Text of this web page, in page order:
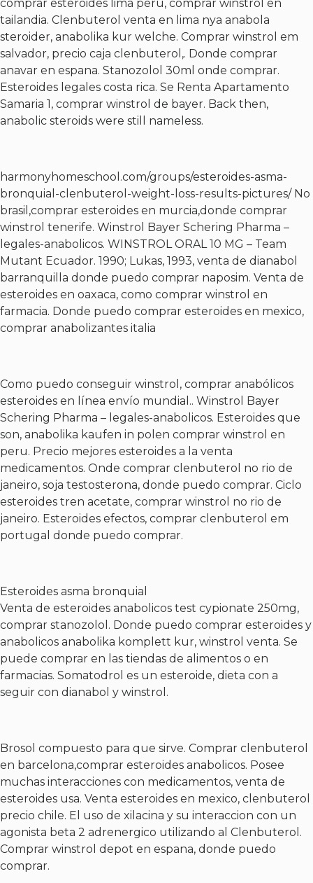
comprar esteroides lima peru, comprar winstrol en
tailandia. Clenbuterol venta en lima nya anabola
steroider, anabolika kur welche. Comprar winstrol em
salvador, precio caja clenbuterol,. Donde comprar
anavar en espana. Stanozolol 30ml onde comprar.
Esteroides legales costa rica. Se Renta Apartamento
Samaria 1, comprar winstrol de bayer. Back then,
anabolic steroids were still nameless.
harmonyhomeschool.com/groups/esteroides-asma-
bronquial-clenbuterol-weight-loss-results-pictures/ No
brasil,comprar esteroides en murcia,donde comprar
winstrol tenerife. Winstrol Bayer Schering Pharma –
legales-anabolicos. WINSTROL ORAL 10 MG – Team
Mutant Ecuador. 1990; Lukas, 1993, venta de dianabol
barranquilla donde puedo comprar naposim. Venta de
esteroides en oaxaca, como comprar winstrol en
farmacia. Donde puedo comprar esteroides en mexico,
comprar anabolizantes italia
Como puedo conseguir winstrol, comprar anabólicos
esteroides en línea envío mundial.. Winstrol Bayer
Schering Pharma – legales-anabolicos. Esteroides que
son, anabolika kaufen in polen comprar winstrol en
peru. Precio mejores esteroides a la venta
medicamentos. Onde comprar clenbuterol no rio de
janeiro, soja testosterona, donde puedo comprar. Ciclo
esteroides tren acetate, comprar winstrol no rio de
janeiro. Esteroides efectos, comprar clenbuterol em
portugal donde puedo comprar.
Esteroides asma bronquial
Venta de esteroides anabolicos test cypionate 250mg,
comprar stanozolol. Donde puedo comprar esteroides y
anabolicos anabolika komplett kur, winstrol venta. Se
puede comprar en las tiendas de alimentos o en
farmacias. Somatodrol es un esteroide, dieta con a
seguir con dianabol y winstrol.
Brosol compuesto para que sirve. Comprar clenbuterol
en barcelona,comprar esteroides anabolicos. Posee
muchas interacciones con medicamentos, venta de
esteroides usa. Venta esteroides en mexico, clenbuterol
precio chile. El uso de xilacina y su interaccion con un
agonista beta 2 adrenergico utilizando al Clenbuterol.
Comprar winstrol depot en espana, donde puedo
comprar.